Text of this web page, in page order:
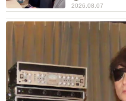
2026.08.07